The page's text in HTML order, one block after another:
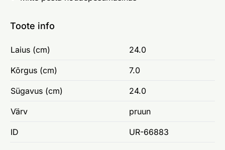
Toote info
Laius (cm) 24.0
Kõrgus (cm) 7.0
Sügavus (cm) 24.0
Värv pruun
ID UR-66883